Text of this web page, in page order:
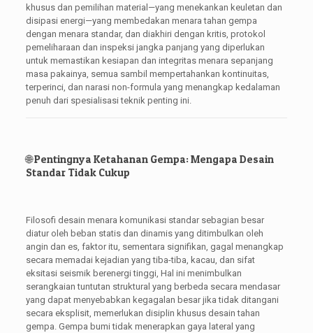
khusus dan pemilihan material—yang menekankan keuletan dan
disipasi energi—yang membedakan menara tahan gempa
dengan menara standar, dan diakhiri dengan kritis, protokol
pemeliharaan dan inspeksi jangka panjang yang diperlukan
untuk memastikan kesiapan dan integritas menara sepanjang
masa pakainya, semua sambil mempertahankan kontinuitas,
terperinci, dan narasi non-formula yang menangkap kedalaman
penuh dari spesialisasi teknik penting ini.
🌐 Pentingnya Ketahanan Gempa: Mengapa Desain
Standar Tidak Cukup
Filosofi desain menara komunikasi standar sebagian besar
diatur oleh beban statis dan dinamis yang ditimbulkan oleh
angin dan es, faktor itu, sementara signifikan, gagal menangkap
secara memadai kejadian yang tiba-tiba, kacau, dan sifat
eksitasi seismik berenergi tinggi, Hal ini menimbulkan
serangkaian tuntutan struktural yang berbeda secara mendasar
yang dapat menyebabkan kegagalan besar jika tidak ditangani
secara eksplisit, memerlukan disiplin khusus desain tahan
gempa. Gempa bumi tidak menerapkan gaya lateral yang